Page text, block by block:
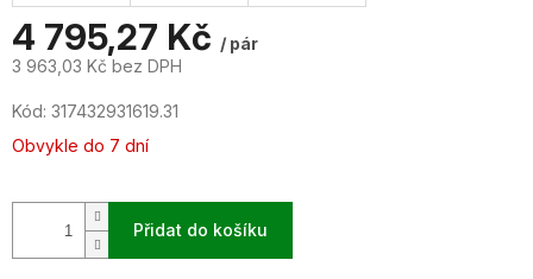
4 795,27 Kč / pár
3 963,03 Kč bez DPH
cena:
Kód: 317432931619.31
Obvykle do 7 dní
Přidat do košíku